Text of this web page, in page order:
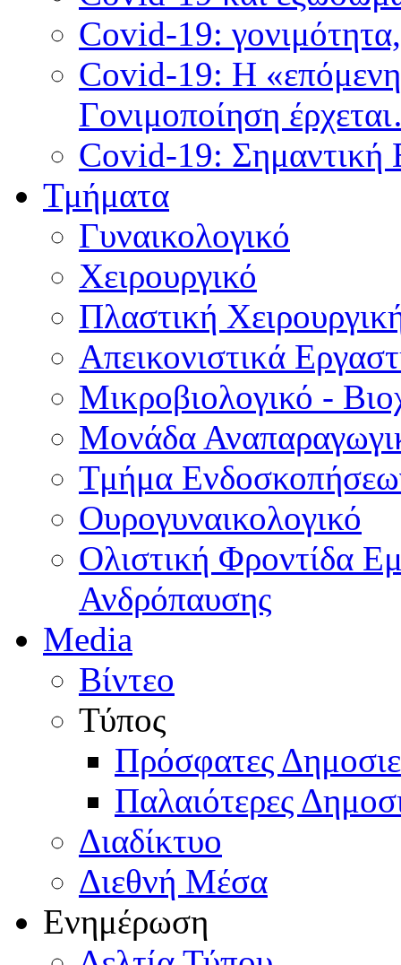
Covid-19:
Covid-19: Η
Γονιμοποίηση
Covid-19: Σημαντική
Τμήματα
Γυναικολογικό
Χειρουργικό
Πλαστική
Απεικονιστικά
Μικροβιολογικό -
Μονάδα
Τμήμα
Ουρογυναικολογικό
Ολιστική Φροντίδα
Ανδρόπαυσης
Media
Βίντεο
Τύπος
Πρόσφατες
Παλαιότερες
Διαδίκτυο
Διεθνή Μέσα
Ενημέρωση